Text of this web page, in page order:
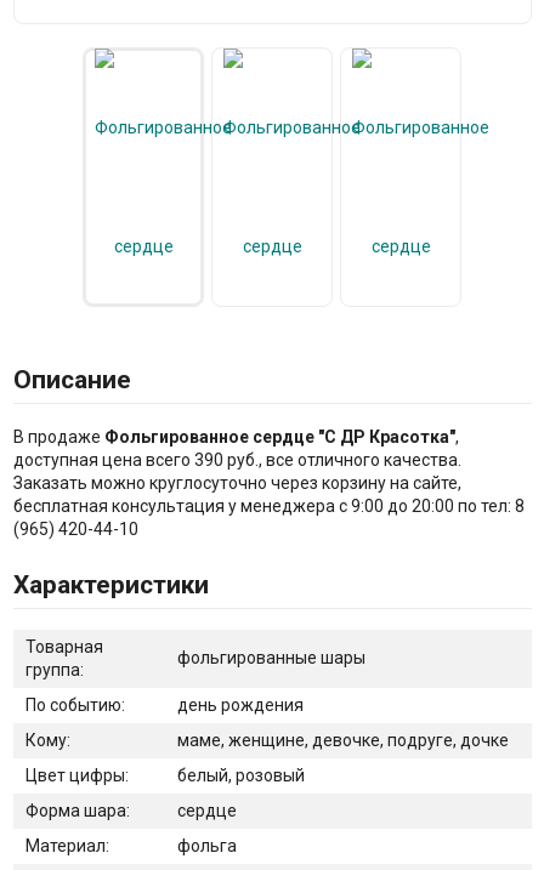
Описание
В продаже Фольгированное сердце "С ДР Красотка",
доступная цена всего 390 руб., все отличного качества.
Заказать можно круглосуточно через корзину на сайте,
бесплатная консультация у менеджера с 9:00 до 20:00 по тел: 8
(965) 420-44-10
Характеристики
Товарная
группа:
фольгированные шары
По событию:
день рождения
Кому:
маме, женщине, девочке, подруге, дочке
Цвет цифры:
белый, розовый
Форма шара:
сердце
Материал:
фольга